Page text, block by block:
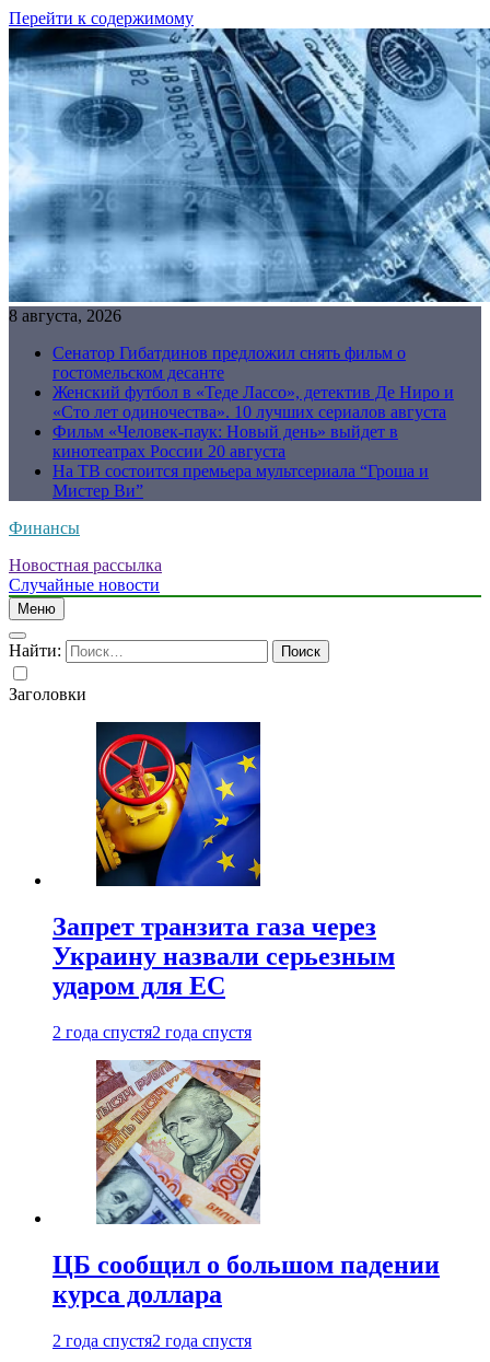
Перейти к содержимому
8 августа, 2026
Сенатор Гибатдинов предложил снять фильм о
гостомельском десанте
Женский футбол в «Теде Лассо», детектив Де Ниро и
«Сто лет одиночества». 10 лучших сериалов августа
Фильм «Человек-паук: Новый день» выйдет в
кинотеатрах России 20 августа
На ТВ состоится премьера мультсериала “Гроша и
Мистер Ви”
Финансы
Новостная рассылка
Случайные новости
Меню
Найти:
Заголовки
Запрет транзита газа через
Украину назвали серьезным
ударом для ЕС
2 года спустя2 года спустя
ЦБ сообщил о большом падении
курса доллара
2 года спустя2 года спустя